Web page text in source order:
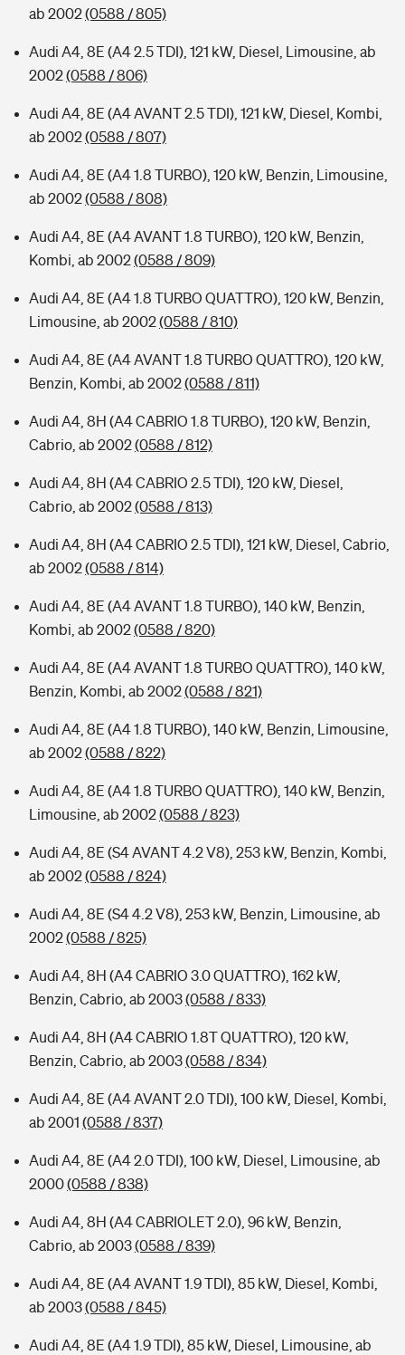
ab 2002(0588 / 805)
Audi A4, 8E (A4 2.5 TDI), 121 kW, Diesel, Limousine, ab
2002(0588 / 806)
Audi A4, 8E (A4 AVANT 2.5 TDI), 121 kW, Diesel, Kombi,
ab 2002(0588 / 807)
Audi A4, 8E (A4 1.8 TURBO), 120 kW, Benzin, Limousine,
ab 2002(0588 / 808)
Audi A4, 8E (A4 AVANT 1.8 TURBO), 120 kW, Benzin,
Kombi, ab 2002(0588 / 809)
Audi A4, 8E (A4 1.8 TURBO QUATTRO), 120 kW, Benzin,
Limousine, ab 2002(0588 / 810)
Audi A4, 8E (A4 AVANT 1.8 TURBO QUATTRO), 120 kW,
Benzin, Kombi, ab 2002(0588 / 811)
Audi A4, 8H (A4 CABRIO 1.8 TURBO), 120 kW, Benzin,
Cabrio, ab 2002(0588 / 812)
Audi A4, 8H (A4 CABRIO 2.5 TDI), 120 kW, Diesel,
Cabrio, ab 2002(0588 / 813)
Audi A4, 8H (A4 CABRIO 2.5 TDI), 121 kW, Diesel, Cabrio,
ab 2002(0588 / 814)
Audi A4, 8E (A4 AVANT 1.8 TURBO), 140 kW, Benzin,
Kombi, ab 2002(0588 / 820)
Audi A4, 8E (A4 AVANT 1.8 TURBO QUATTRO), 140 kW,
Benzin, Kombi, ab 2002(0588 / 821)
Audi A4, 8E (A4 1.8 TURBO), 140 kW, Benzin, Limousine,
ab 2002(0588 / 822)
Audi A4, 8E (A4 1.8 TURBO QUATTRO), 140 kW, Benzin,
Limousine, ab 2002(0588 / 823)
Audi A4, 8E (S4 AVANT 4.2 V8), 253 kW, Benzin, Kombi,
ab 2002(0588 / 824)
Audi A4, 8E (S4 4.2 V8), 253 kW, Benzin, Limousine, ab
2002(0588 / 825)
Audi A4, 8H (A4 CABRIO 3.0 QUATTRO), 162 kW,
Benzin, Cabrio, ab 2003(0588 / 833)
Audi A4, 8H (A4 CABRIO 1.8T QUATTRO), 120 kW,
Benzin, Cabrio, ab 2003(0588 / 834)
Audi A4, 8E (A4 AVANT 2.0 TDI), 100 kW, Diesel, Kombi,
ab 2001 (0588 / 837)
Audi A4, 8E (A4 2.0 TDI), 100 kW, Diesel, Limousine, ab
2000(0588 / 838)
Audi A4, 8H (A4 CABRIOLET 2.0), 96 kW, Benzin,
Cabrio, ab 2003(0588 / 839)
Audi A4, 8E (A4 AVANT 1.9 TDI), 85 kW, Diesel, Kombi,
ab 2003(0588 / 845)
Audi A4, 8E (A4 1.9 TDI), 85 kW, Diesel, Limousine, ab